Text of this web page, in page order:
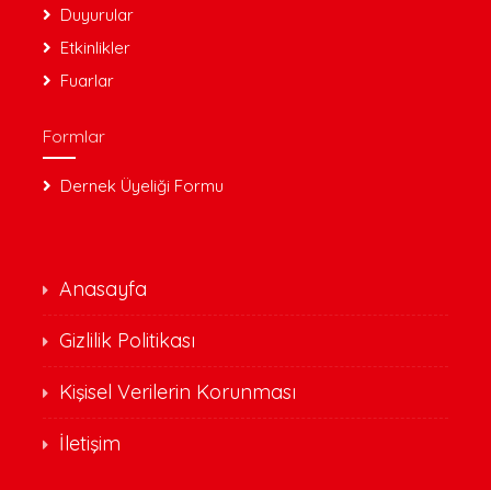
Duyurular
Etkinlikler
Fuarlar
Formlar
Dernek Üyeliği Formu
Anasayfa
Gizlilik Politikası
Kişisel Verilerin Korunması
İletişim